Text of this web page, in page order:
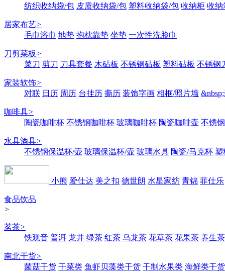
纺织收纳袋/包 皮质收纳袋/包 塑料收纳袋/包 收纳柜 收纳
居家布艺>
毛巾浴巾 地垫 抱枕靠垫 坐垫 一次性洗脸巾
刀剪菜板>
菜刀 剪刀 刀具套餐 木砧板 不锈钢砧板 塑料砧板 不锈钢
家装软饰>
对联 日历 周历 台挂历 撕历 装饰字画 相框/照片墙
咖啡具>
陶瓷咖啡杯 不锈钢咖啡杯 玻璃咖啡杯 陶瓷咖啡壶 不锈
水具酒具>
不锈钢保温杯/壶 玻璃保温杯/壶 玻璃水具 陶瓷/马克杯 塑
小熊 爱仕达 美之扣 德世朗 水星家纺 青锦 菲仕乐
食品饮品
>
茗茶>
铁观音 普洱 龙井 绿茶 红茶 乌龙茶 花草茶 花果茶 养生茶
南北干货>
菌菇干货 干菜类 鱼虾贝藻类干货 干制水果类 海鲜类干货